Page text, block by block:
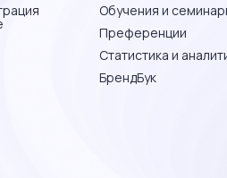
Обучения и
Преференции
Статистика и
БрендБук